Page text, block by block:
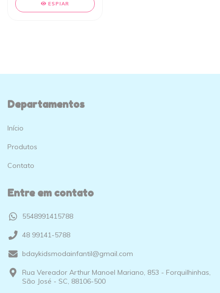
ESPIAR
Departamentos
Início
Produtos
Contato
Entre em contato
5548991415788
48 99141-5788
bdaykidsmodainfantil@gmail.com
Rua Vereador Arthur Manoel Mariano, 853 - Forquilhinhas,
São José - SC, 88106-500